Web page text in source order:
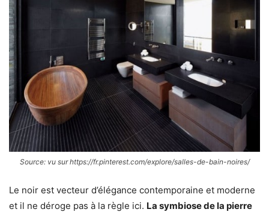
Source: vu sur https://fr.pinterest.com/explore/salles-de-bain-noires/
Le noir est vecteur d’élégance contemporaine et moderne
et il ne déroge pas à la règle ici. La symbiose de la pierre